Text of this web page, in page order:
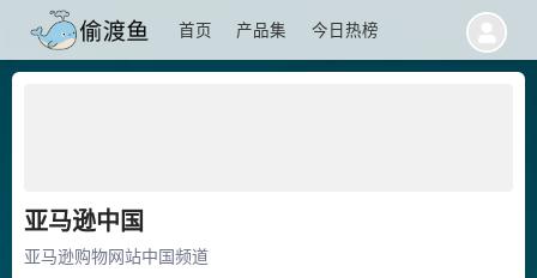
首页 产品集 今日热榜
亚马逊中国
亚马逊购物网站中国频道